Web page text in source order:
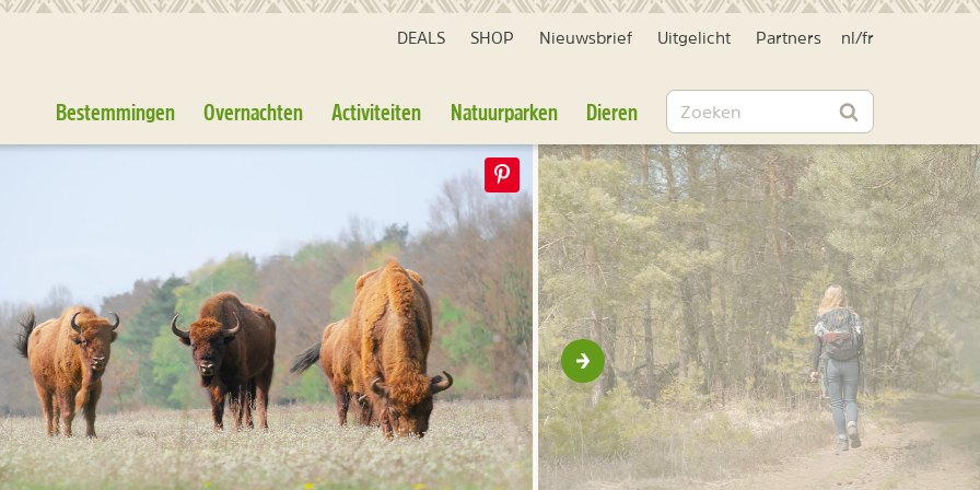
DEALS SHOP Nieuwsbrief Uitgelicht Partners nl /fr
Bestemmingen Overnachten Activiteiten Natuurparken Dieren Zoeken
Zoeken
Volgende